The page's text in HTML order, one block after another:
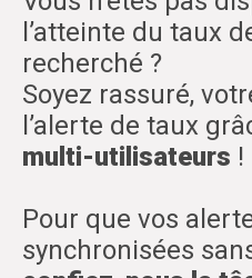
l’atteinte du taux
recherché ?
Soyez rassuré,
l’alerte de taux
multi-utilisateurs !
Pour que vos
synchronisées